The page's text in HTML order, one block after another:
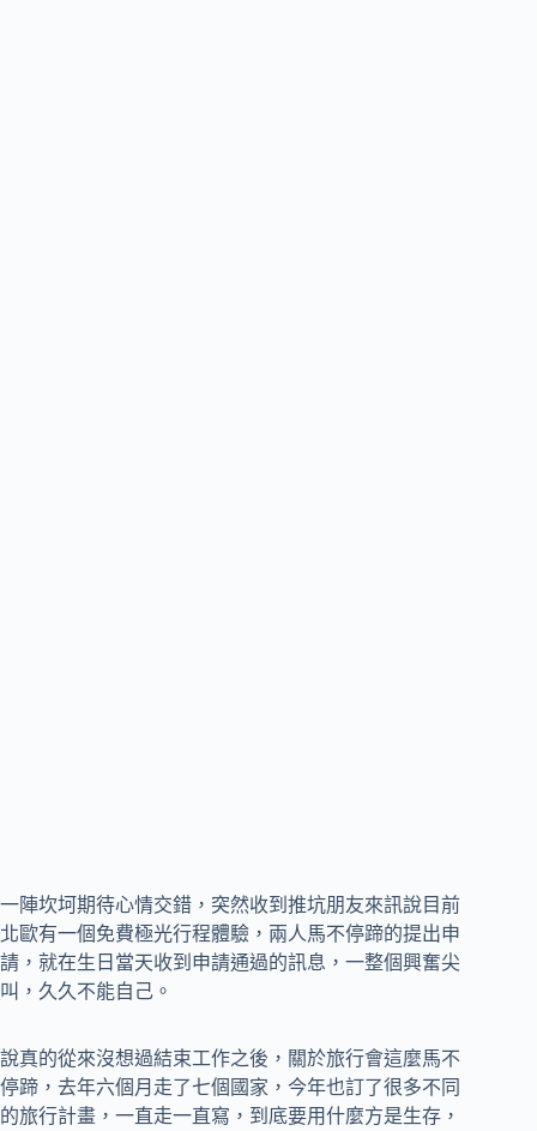
一陣坎坷期待心情交錯，突然收到推坑朋友來訊說目前
北歐有一個免費極光行程體驗，兩人馬不停蹄的提出申
請，就在生日當天收到申請通過的訊息，一整個興奮尖
叫，久久不能自己。
說真的從來沒想過結束工作之後，關於旅行會這麼馬不
停蹄，去年六個月走了七個國家，今年也訂了很多不同
的旅行計畫，一直走一直寫，到底要用什麼方是生存，